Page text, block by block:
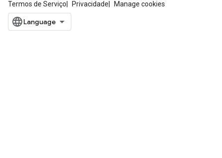
Termos de Serviço Privacidade Manage cookies